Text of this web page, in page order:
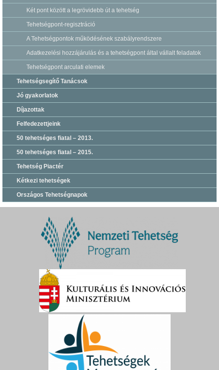
Két pont között a legrövidebb út a tehetség
Tehetségpont-regisztráció
A Tehetségpontok működésének szabályrendszere
Adatkezelési hozzájárulás és a tehetségpont által vállalt feladatok
Tehetségpont arculati elemek
Tehetségsegítő Tanácsok
Jó gyakorlatok
Díjazottak
Felfedezettjeink
50 tehetséges fiatal – 2013.
50 tehetséges fiatal – 2015.
Tehetség Piactér
Kétkezi tehetségek
Országos Tehetségnapok